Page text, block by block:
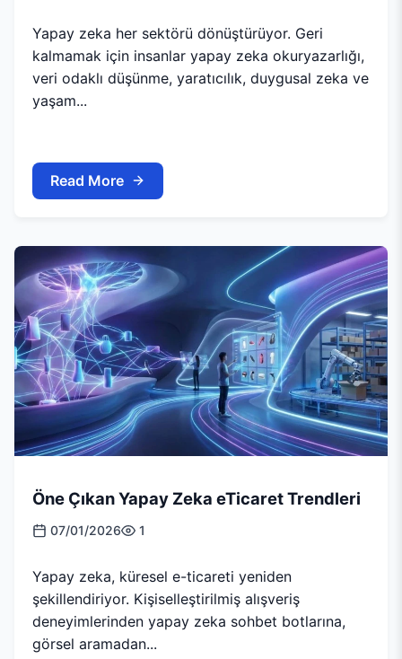
Yapay zeka her sektörü dönüştürüyor. Geri
kalmamak için insanlar yapay zeka okuryazarlığı,
veri odaklı düşünme, yaratıcılık, duygusal zeka ve
yaşam...
Read More
Öne Çıkan Yapay Zeka eTicaret Trendleri
07/01/2026 1
Yapay zeka, küresel e-ticareti yeniden
şekillendiriyor. Kişiselleştirilmiş alışveriş
deneyimlerinden yapay zeka sohbet botlarına,
görsel aramadan...